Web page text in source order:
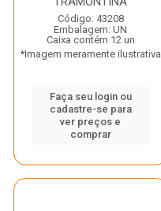
Código: 43208
Embalagem: UN
Caixa contém 12 un
*Imagem meramente ilustrativa
Faça seu login ou
cadastre-se para
ver preços e
comprar